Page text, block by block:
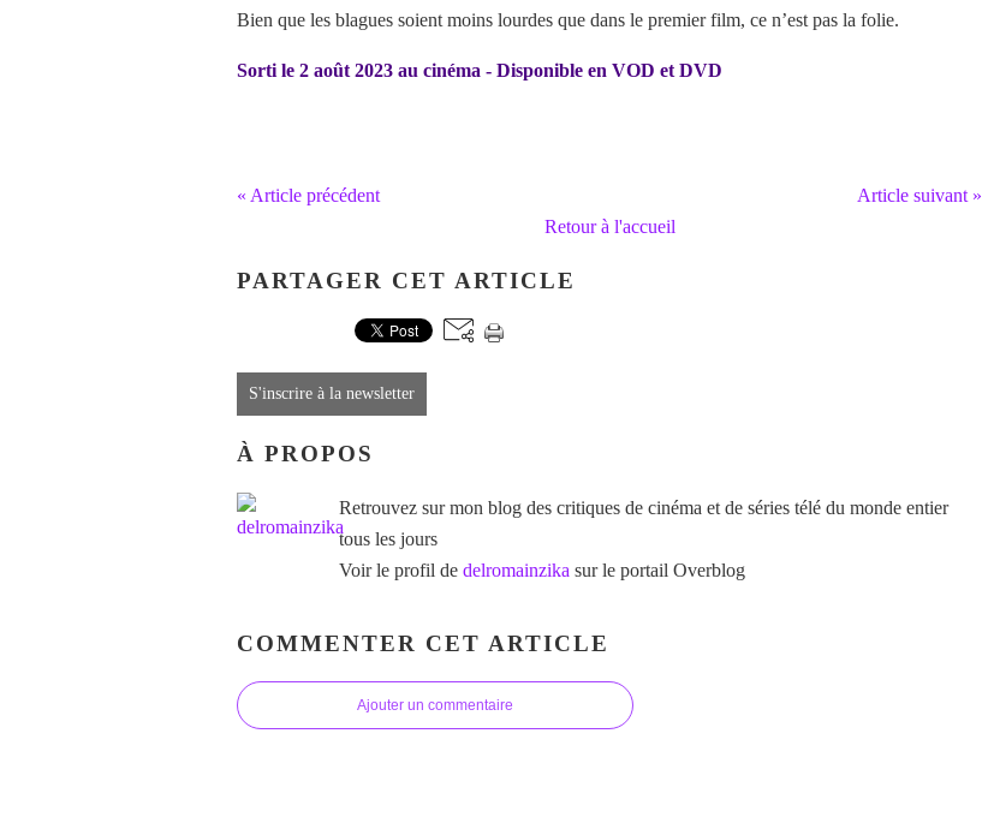
Bien que les blagues soient moins lourdes que dans le premier film, ce n’est pas la folie.
Sorti le 2 août 2023 au cinéma - Disponible en VOD et DVD
« Article précédent
Article suivant »
Retour à l'accueil
PARTAGER CET ARTICLE
S'inscrire à la newsletter
À PROPOS
Retrouvez sur mon blog des critiques de cinéma et de séries télé du monde entier
tous les jours
Voir le profil de delromainzika sur le portail Overblog
COMMENTER CET ARTICLE
Ajouter un commentaire